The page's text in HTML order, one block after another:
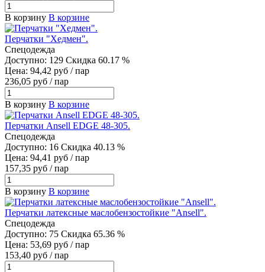
В корзину В корзине
Перчатки "Хедмен".
Спецодежда
Доступно: 129 Скидка 60.17 %
Цена: 94,42 руб / пар
236,05 руб / пар
В корзину В корзине
Перчатки Ansell EDGE 48-305.
Спецодежда
Доступно: 16 Скидка 40.13 %
Цена: 94,41 руб / пар
157,35 руб / пар
В корзину В корзине
Перчатки латексные маслобензостойкие "Ansell".
Спецодежда
Доступно: 75 Скидка 65.36 %
Цена: 53,69 руб / пар
153,40 руб / пар